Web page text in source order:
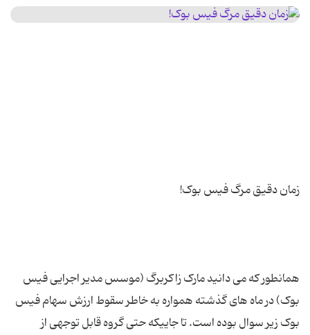
همانطور که می دانید مارک زاکربرگ (موسس مدیر اجرایی فیس
بوک) در ماه های گذشته همواره به خاطر سقوط ارزش سهام فیس
بوک زیر سوال بوده است. تا جاییکه حتی گروه قابل توجهی از